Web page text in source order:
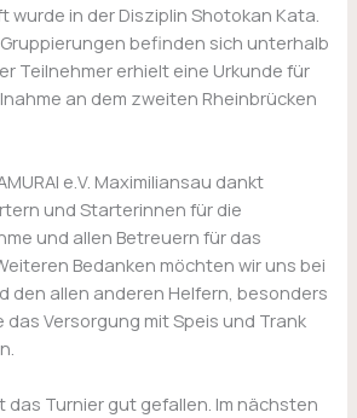
wurde in der Disziplin Shotokan Kata.
befinden sich unterhalb
Teilnehmer erhielt eine Urkunde für
an dem zweiten Rheinbrücken
e.V. Maximiliansau dankt
und Starterinnen für die
und allen Betreuern für das
Bedanken möchten wir uns bei
den allen anderen Helfern, besonders
das Versorgung mit Speis und Trank
das Turnier gut gefallen. Im nächsten